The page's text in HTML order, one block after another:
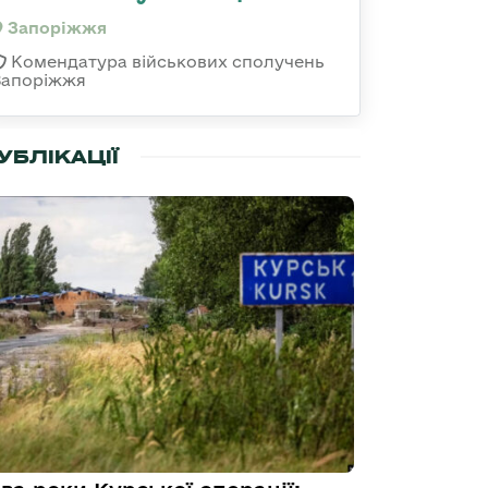
Запоріжжя
Комендатура військових сполучень